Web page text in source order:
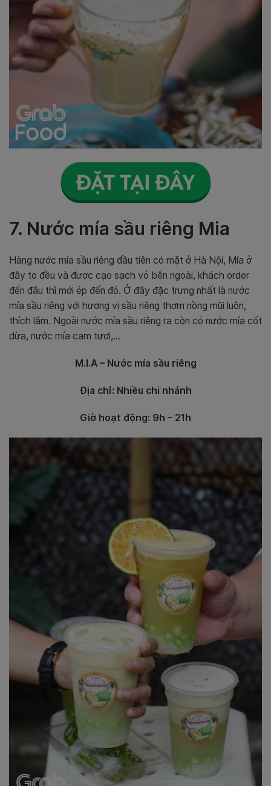
7. Nước mía sầu riêng Mia
Hàng nước mía sầu riêng đầu tiên có mặt ở Hà Nội, Mía ở
đây to đều và được cạo sạch vỏ bên ngoài, khách order
đến đâu thì mới ép đến đó. Ở đây đặc trưng nhất là nước
mía sầu riêng với hương vị sầu riêng thơm nồng mũi luôn,
thích lắm. Ngoài nước mía sầu riêng ra còn có nước mía cốt
dừa, nước mía cam tươi,…
M.I.A – Nước mía sầu riêng
Địa chỉ: Nhiều chi nhánh
Giờ hoạt động: 9h – 21h